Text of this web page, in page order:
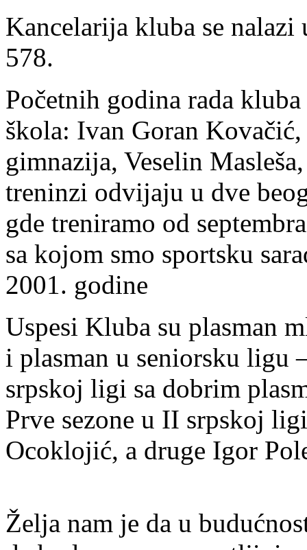
Kancelarija kluba se
578.
Početnih godina rada
škola: Ivan Goran
gimnazija, Veselin
treninzi odvijaju u dve
gde treniramo od
sa kojom smo sportsku
2001. godine
Uspesi Kluba su plasman
i plasman u seniorsku ligu
srpskoj ligi sa dobrim
Prve sezone u II srpskoj
Ocoklojić, a druge Igor
Želja nam je da u